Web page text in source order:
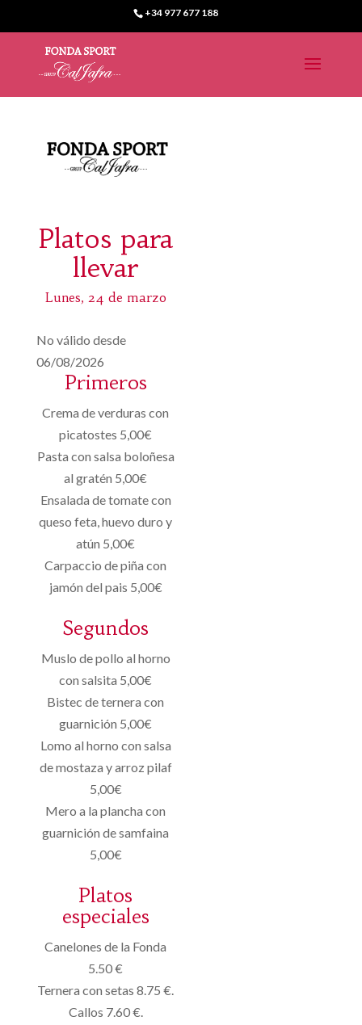
+34 977 677 188
Platos para
llevar
Lunes, 24 de marzo
No válido desde
06/08/2026
Primeros
Crema de verduras con
picatostes 5,00€
Pasta con salsa boloñesa
al gratén 5,00€
Ensalada de tomate con
queso feta, huevo duro y
atún 5,00€
Carpaccio de piña con
jamón del pais 5,00€
Segundos
Muslo de pollo al horno
con salsita 5,00€
Bistec de ternera con
guarnición 5,00€
Lomo al horno con salsa
de mostaza y arroz pilaf
5,00€
Mero a la plancha con
guarnición de samfaina
5,00€
Platos
especiales
Canelones de la Fonda
5.50 €
Ternera con setas 8.75 €.
Callos 7.60 €.